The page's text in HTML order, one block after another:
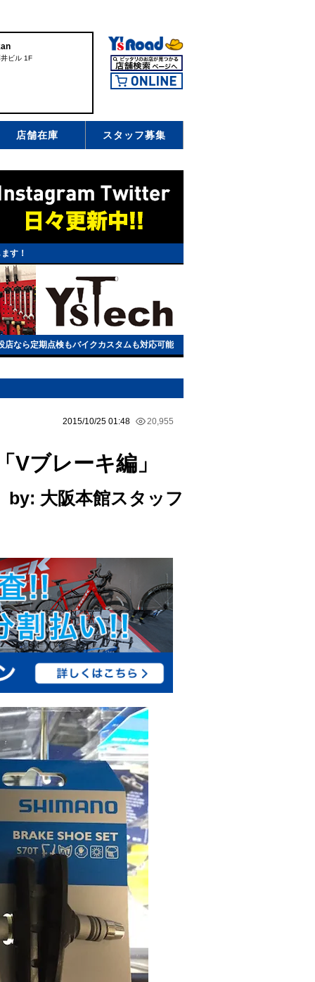
ビル 1F
店舗在庫 スタッフ募集
す！
なら定期点検もバイクカスタムも対応可能
2015/10/25 01:48 20,955
ブレーキ編」
by: 大阪本館スタッフ